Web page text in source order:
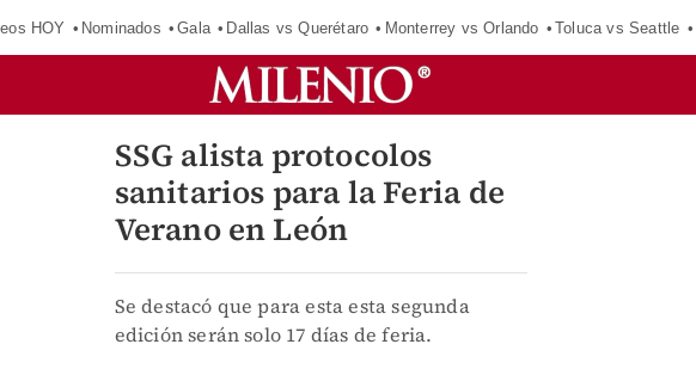
HOY Nominados Gala Dallas vs Querétaro Monterrey vs Orlando Toluca vs Seattle
SSG alista protocolos
sanitarios para la Feria de
Verano en León
Se destacó que para esta esta segunda
edición serán solo 17 días de feria.